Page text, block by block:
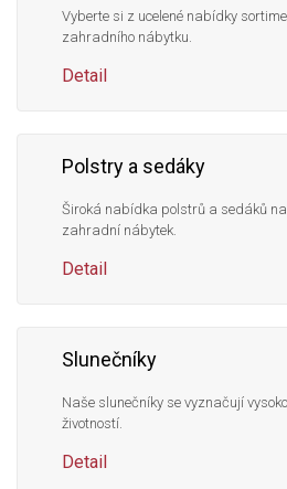
Vyberte si z ucelené nabídky
zahradního nábytku.
Detail
Polstry a sedáky
Široká nabídka polstrů a sedáků na
zahradní nábytek.
Detail
Slunečníky
Naše slunečníky se vyznačují
životností.
Detail